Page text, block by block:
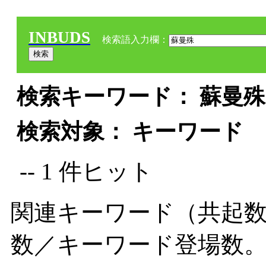
INBUDS 検索語入力欄：
検索キーワード： 蘇曼
検索対象： キーワード
-- 1 件ヒット
関連キーワード（共起
数／キーワード登場数